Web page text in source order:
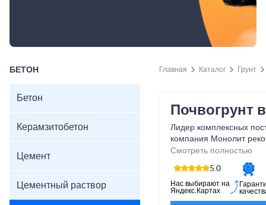
БЕТОН
Бетон
Керамзитобетон
Цемент
Цементный раствор
Главная Каталог Грунт
Почвогрунт
Лидер комплексных
компания Монолит
и юридических лиц.
стройматериалы как
сооружения и ремонта
каждому заказчику,
домов - наша миссия.
Смотреть полностью
5.0
Нас выбирают на
Яндекс.Картах